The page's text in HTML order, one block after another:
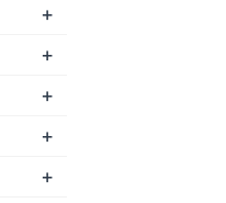
+
+
+
+
+